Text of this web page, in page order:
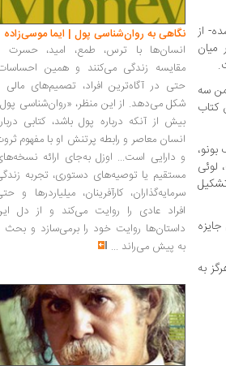
از
میان
من سه
کتاب
لوئی
به
نگاهی به روان‌شناسی پول | ایما موسی‌زاده
انسان‌ها با ترس، طمع، امید، حسرت
مقایسه زندگی می‌کنند و همین
حتی در آگاه‌ترین افراد، تصمیم‌های مالی
شکل می‌دهد. از این منظر، «روان‌شناسی
بیش از آنکه درباره پول باشد، کتابی
انسان معاصر و رابطه پرتنش او با مفهوم
و دارایی است... اوزل به‌جای ارائه
مستقیم یا توصیه‌های دستوری، تجربه
سرمایه‌گذاران، کارآفرینان، میلیاردرها و
افراد عادی را روایت می‌کند و از دل
داستان‌ها روایت خود را برمی‌سازد و بحث
به پیش می‌راند ...